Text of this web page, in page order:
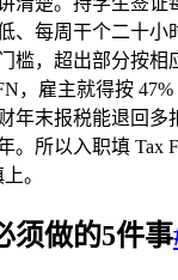
、每周干个二十小
槛，超出部分按
，雇主就得按
末报税能退回多
。所以入职填 Tax
。
须做的5件事